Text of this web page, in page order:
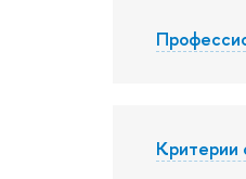
Критерии